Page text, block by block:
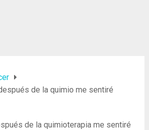
de la quimio me sentiré
de la quimioterapia me sentiré